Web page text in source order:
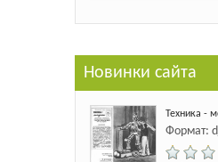
Новинки сайта
Техника -
Формат: